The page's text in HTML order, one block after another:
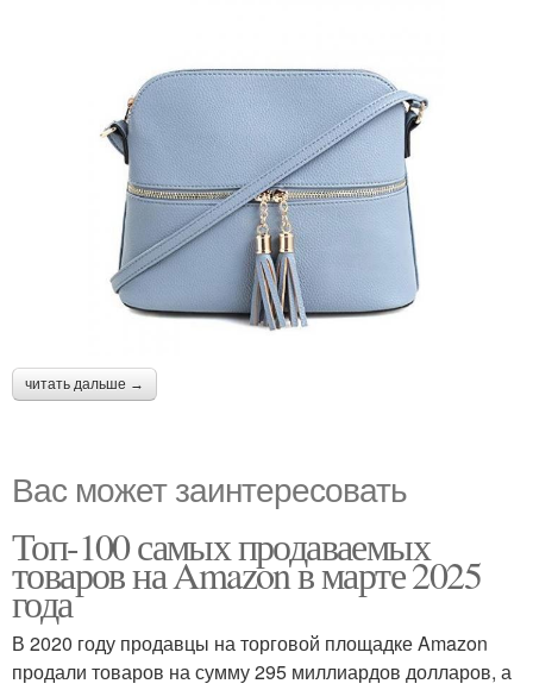
читать дальше →
Вас может заинтересовать
Топ-100 самых продаваемых
товаров на Amazon в марте 2025
года
В 2020 году продавцы на торговой площадке Amazon
продали товаров на сумму 295 миллиардов долларов, а